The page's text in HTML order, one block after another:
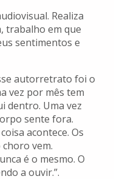
Realiza
trabalho em que
sentimentos e
autorretrato foi o
vez por mês tem
dentro. Uma vez
sente fora.
acontece. Os
vem.
é o mesmo. O
a ouvir.”.